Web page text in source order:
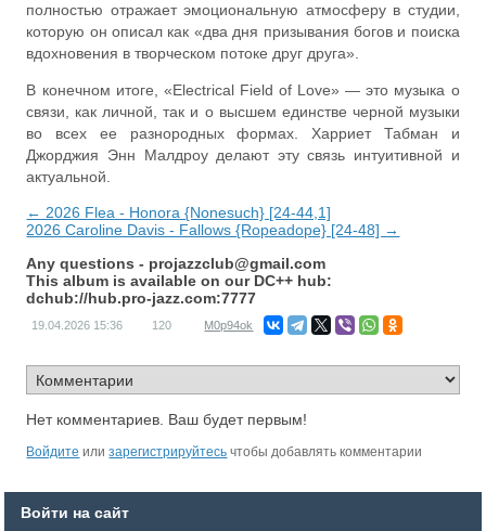
полностью отражает эмоциональную атмосферу в студии,
которую он описал как «два дня призывания богов и поиска
вдохновения в творческом потоке друг друга».
В конечном итоге, «Electrical Field of Love» — это музыка о
связи, как личной, так и о высшем единстве черной музыки
во всех ее разнородных формах. Харриет Табман и
Джорджия Энн Малдроу делают эту связь интуитивной и
актуальной.
← 2026 Flea - Honora {Nonesuch} [24-44,1]
2026 Caroline Davis - Fallows {Ropeadope} [24-48] →
Any questions - projazzclub@gmail.com
This album is available on our DC++ hub:
dchub://hub.pro-jazz.com:7777
19.04.2026 15:36 120 M0p94ok
Нет комментариев. Ваш будет первым!
Войдите илизарегистрируйтесь чтобы добавлять комментарии
Войти на сайт